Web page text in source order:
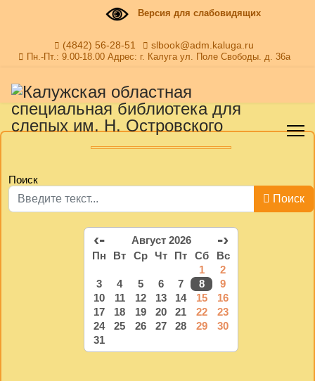
Версия для слабовидящих
(4842) 56-28-51 slbook@adm.kaluga.ru
Пн.-Пт.: 9.00-18.00 Адрес: г. Калуга ул. Поле Свободы. д. 36а
Поиск
Поиск
‹- Август 2026 -›
Пн Вт Ср Чт Пт Сб
Вс
1
2
3
4 5 6 7 8
9
10
11 12 13 14 15
16
17
18 19 20 21 22
23
24
25 26 27 28 29
30
31